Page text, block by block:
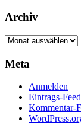
Archiv
Archiv
Meta
Anmelden
Eintrags-Feed
Kommentar-